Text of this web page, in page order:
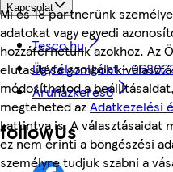
Mi és 18 partnerünk
adatokat vagy egyedi
hozzáférhetünk azokhoz. Az
elutasítása gombok
módosíthatod a
megteheted azAdatkezelési
kattintva is. A választásaidat
ez nem érinti a böngészési
személyre tudjuk szabni a
Kapcsolat
Tesco.hu
Ügyfélszolgálat -
Áruházkereső
followUs